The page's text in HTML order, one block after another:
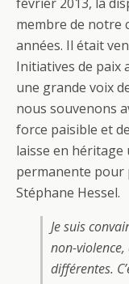
membre de notre
années. Il était
Initiatives de paix
une grande voix
nous souvenons
force paisible et
laisse en héritage
permanente pour
Stéphane Hessel.
Je suis
non-
différentes.